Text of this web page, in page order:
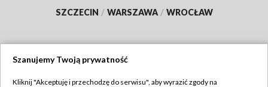
SZCZECIN / WARSZAWA / WROCŁAW
Szanujemy Twoją prywatność
Kliknij "Akceptuję i przechodzę do serwisu", aby wyrazić zgody na